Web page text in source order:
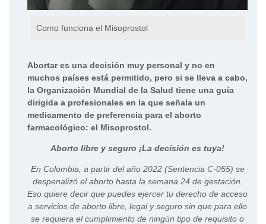
Como funciona el Misoprostol
Abortar es una decisión muy personal y no en
muchos países está permitido, pero si se lleva a cabo,
la Organización Mundial de la Salud tiene una guía
dirigida a profesionales en la que señala un
medicamento de preferencia para el aborto
farmacológico: el Misoprostol.
Aborto libre y seguro ¡La decisión es tuya!
En Colombia, a partir del año 2022 (Sentencia C-055) se
despenalizó el aborto hasta la semana 24 de gestación.
Eso quiere decir que puedes ejercer tu derecho de acceso
a servicios de aborto libre, legal y seguro sin que para ello
se requiera el cumplimiento de ningún tipo de requisito o